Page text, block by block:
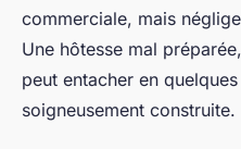
commerciale, mais
Une hôtesse mal
peut entacher en
soigneusement construite.